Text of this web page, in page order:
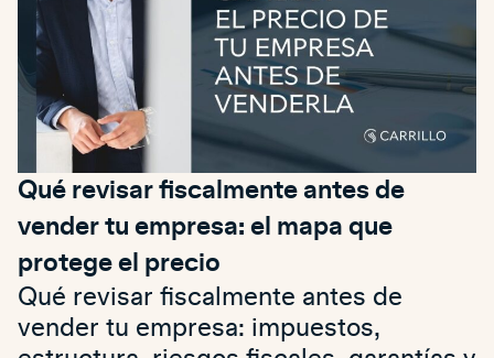
Qué revisar fiscalmente antes de
vender tu empresa: el mapa que
protege el precio
Qué revisar fiscalmente antes de
vender tu empresa: impuestos,